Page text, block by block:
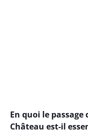
En quoi le passage
Château est-il